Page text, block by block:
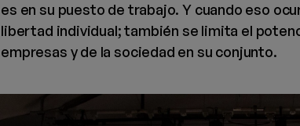
es en su puesto de trabajo. Y cuando eso
libertad individual; también se limita el
empresas y de la sociedad en su conjunto.